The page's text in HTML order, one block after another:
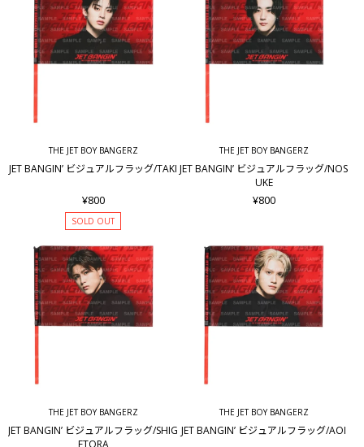
THE JET BOY BANGERZ
JET BANGIN’ ビジュアルフラッグ/TAKI
¥800
SOLD OUT
THE JET BOY BANGERZ
JET BANGIN’ ビジュアルフラッグ/NOS
UKE
¥800
THE JET BOY BANGERZ
JET BANGIN’ ビジュアルフラッグ/SHIG
THE JET BOY BANGERZ
JET BANGIN’ ビジュアルフラッグ/AOI